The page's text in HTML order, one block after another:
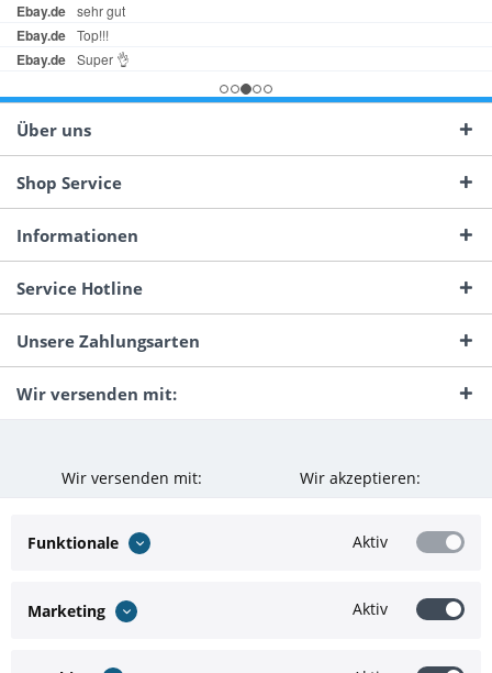
Über uns
Shop Service
Informationen
Service Hotline
Unsere Zahlungsarten
Wir versenden mit:
Wir versenden mit: Wir akzeptieren:
Funktionale Aktiv
Marketing Aktiv